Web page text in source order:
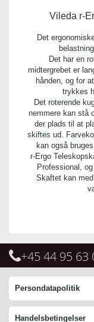
Vileda r-
Det
Det har en
midtergrebet er
hånden, og for
trykkes
Det roterende
nemmere kan stå
der plads til at
skiftes ud.
kan også
r-Ergo
Professional,
Skaftet kan
+45 44 95 63
Persondatapolitik
Handelsbetingelser